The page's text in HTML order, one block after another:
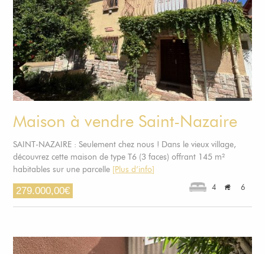
Maison à vendre Saint-Nazaire
SAINT-NAZAIRE : Seulement chez nous ! Dans le vieux village,
découvrez cette maison de type T6 (3 faces) offrant 145 m²
habitables sur une parcelle [Plus d’info]
4 6
279.000,00€